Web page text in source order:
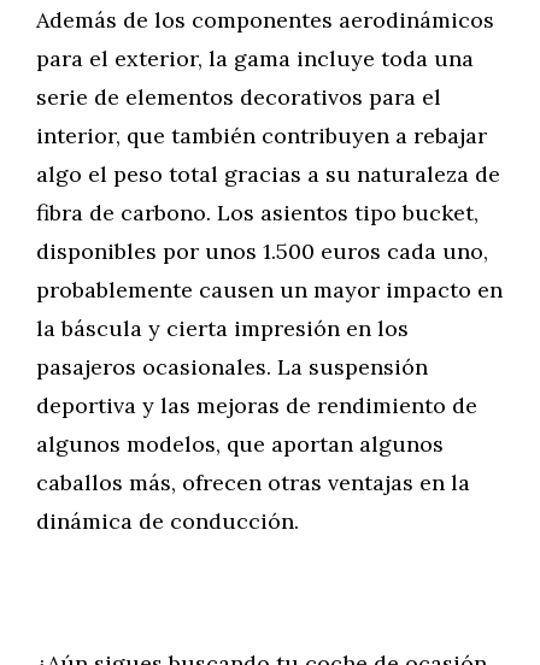
Además de los componentes aerodinámicos
para el exterior, la gama incluye toda una
serie de elementos decorativos para el
interior, que también contribuyen a rebajar
algo el peso total gracias a su naturaleza de
fibra de carbono. Los asientos tipo bucket,
disponibles por unos 1.500 euros cada uno,
probablemente causen un mayor impacto en
la báscula y cierta impresión en los
pasajeros ocasionales. La suspensión
deportiva y las mejoras de rendimiento de
algunos modelos, que aportan algunos
caballos más, ofrecen otras ventajas en la
dinámica de conducción.